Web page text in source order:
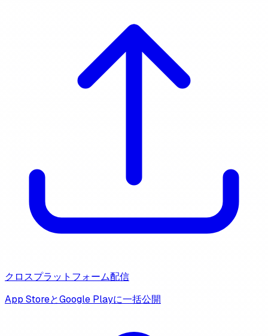
クロスプラットフォーム配信
App StoreとGoogle Playに一括公開